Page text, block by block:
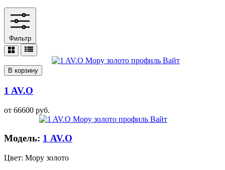
Фильтр
В корзину
1 AV.O
от 66600 руб.
Модель: 1 AV.O
Цвет: Мору золото